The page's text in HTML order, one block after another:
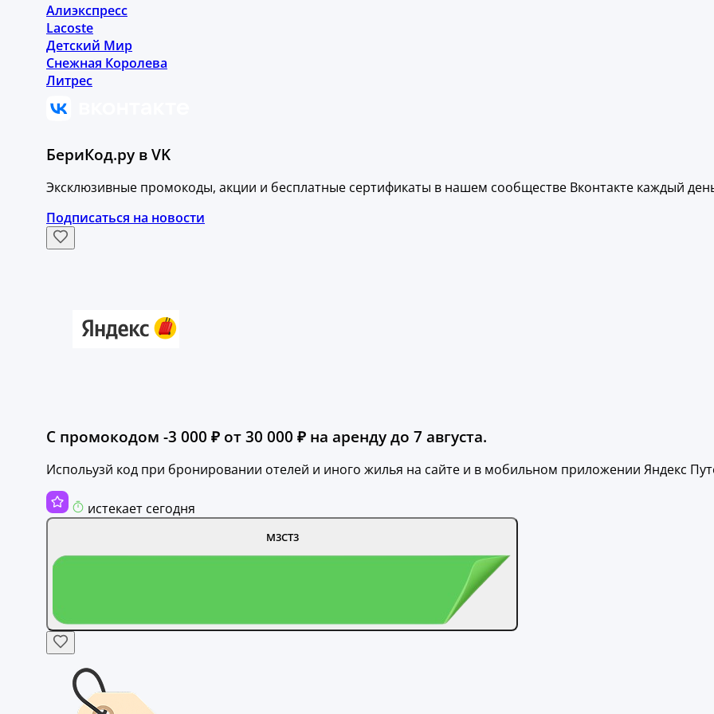
Алиэкспресс
Lacoste
Детский Мир
Снежная Королева
Литрес
БериКод.ру в VK
Эксклюзивные промокоды, акции и бесплатные сертификаты в нашем сообществе Вконтакте каждый
Подписаться на новости
С промокодом -3 000 ₽ от 30 000 ₽ на аренду до 7 августа.
Испольузй код при бронировании отелей и иного жилья на сайте и в мобильном приложении Яндекс
истекает сегодня
M3CT3